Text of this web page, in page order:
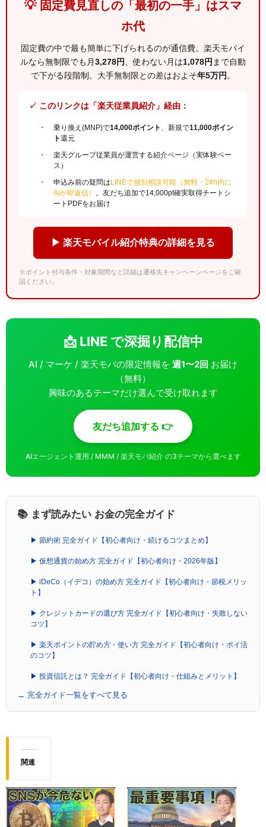
💡 固定費見直しの「最初の一手」はスマ
ホ代
固定費の中で最も簡単に下げられるのが通信費。楽天モバイ
ルなら無制限でも月3,278円 、使わない月は1,078円 まで自動
で下がる段階制。大手無制限との差はおよそ年5万円 。
✓ このリンクは「楽天従業員紹介」経由：
乗り換え(MNP)で14,000ポイント 、新規で11,000ポイン
ト還元
楽天グループ従業員が運営する紹介ページ（実体験ベー
ス）
申込み前の疑問はLINEで個別相談可能（無料・24h内に
AIが即返信）
。友だち追加で14,000pt確実取得チートシ
ートPDFをお届け
▶ 楽天モバイル紹介特典の詳細を見る
※ポイント付与条件・対象期間など詳細は遷移先キャンペーンページをご確
認ください。
📩 LINE で深掘り配信中
AI / マーケ / 楽天モバの限定情報を 週1〜2回 お届け
（無料）
興味のあるテーマだけ選んで受け取れます
友だち追加する 👉
AIエージェント運用 / MMM / 楽天モバ紹介 の3テーマから選べます
📚 まず読みたい お金の完全ガイド
▶ 節約術 完全ガイド【初心者向け・続けるコツまとめ】
▶ 仮想通貨の始め方 完全ガイド【初心者向け・2026年版】
▶ iDeCo（イデコ）の始め方 完全ガイド【初心者向け・節税メリッ
ト】
▶ クレジットカードの選び方 完全ガイド【初心者向け・失敗しない
コツ】
▶ 楽天ポイントの貯め方・使い方 完全ガイド【初心者向け・ポイ活
のコツ】
▶ 投資信託とは？ 完全ガイド【初心者向け・仕組みとメリット】
→ 完全ガイド一覧をすべて見る
関連